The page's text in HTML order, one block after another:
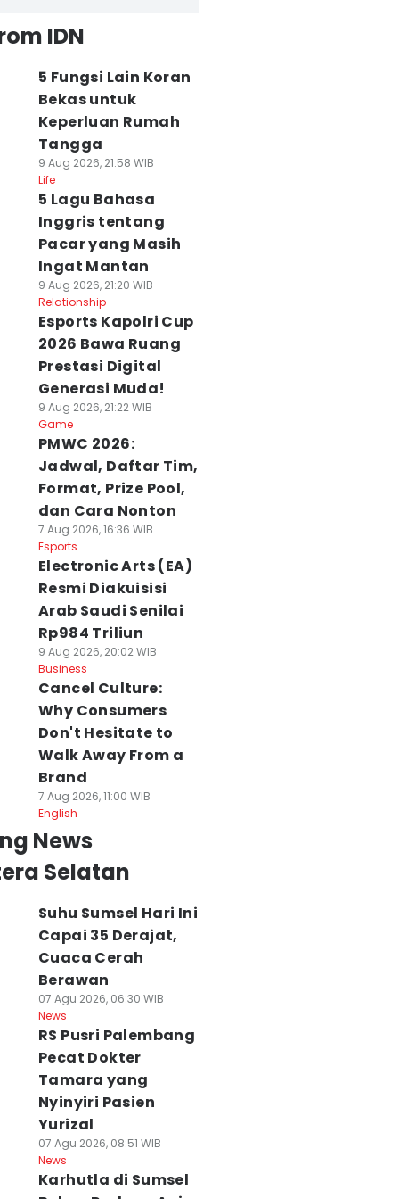
IDN
5 Fungsi Lain Koran
Bekas untuk
Keperluan Rumah
Tangga
9 Aug 2026, 21:58 WIB
Life
5 Lagu Bahasa
Inggris tentang
Pacar yang Masih
Ingat Mantan
9 Aug 2026, 21:20 WIB
Relationship
Esports Kapolri Cup
2026 Bawa Ruang
Prestasi Digital
Generasi Muda!
9 Aug 2026, 21:22 WIB
Game
PMWC 2026:
Jadwal, Daftar Tim,
Format, Prize Pool,
dan Cara Nonton
7 Aug 2026, 16:36 WIB
Esports
Electronic Arts (EA)
Resmi Diakuisisi
Arab Saudi Senilai
Rp984 Triliun
9 Aug 2026, 20:02 WIB
Business
Cancel Culture:
Why Consumers
Don't Hesitate to
Walk Away From a
Brand
7 Aug 2026, 11:00 WIB
English
News
Selatan
Suhu Sumsel Hari Ini
Capai 35 Derajat,
Cuaca Cerah
Berawan
07 Agu 2026, 06:30 WIB
News
RS Pusri Palembang
Pecat Dokter
Tamara yang
Nyinyiri Pasien
Yurizal
07 Agu 2026, 08:51 WIB
News
Karhutla di Sumsel